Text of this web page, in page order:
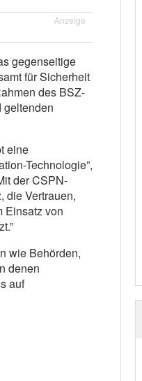
Anzeige
gegenseitige
für Sicherheit
des BSZ-
geltenden
eine
Technologie”,
der CSPN-
die Vertrauen,
Einsatz von
wie Behörden,
denen
auf